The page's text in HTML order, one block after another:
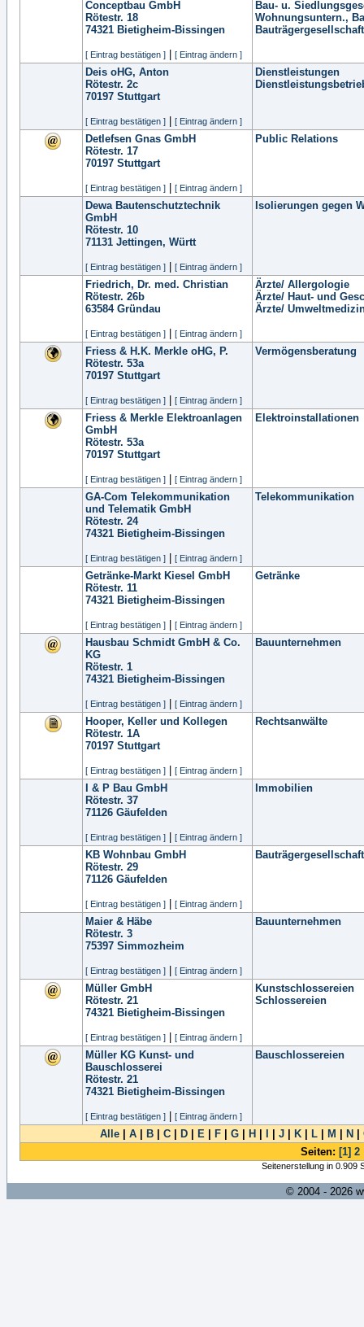
Conceptbau GmbH
Rötestr. 18
74321 Bietigheim-Bissingen
[ Eintrag bestätigen ] [ Eintrag ändern ]
Bau- u.
Wohnungsuntern.,
Deis oHG, Anton
Rötestr. 2c
70197 Stuttgart
[ Eintrag bestätigen ] [ Eintrag ändern ]
Dienstleistungen
Detlefsen Gnas GmbH
Rötestr. 17
70197 Stuttgart
[ Eintrag bestätigen ] [ Eintrag ändern ]
Public Relations
Dewa Bautenschutztechnik
GmbH
Rötestr. 10
71131 Jettingen, Württ
[ Eintrag bestätigen ] [ Eintrag ändern ]
Isolierungen gegen
Friedrich, Dr. med. Christian
Rötestr. 26b
63584 Gründau
[ Eintrag bestätigen ] [ Eintrag ändern ]
Ärzte/ Allergologie
Ärzte/ Haut- und
Ärzte/
Friess & H.K. Merkle oHG, P.
Rötestr. 53a
70197 Stuttgart
[ Eintrag bestätigen ] [ Eintrag ändern ]
Vermögensberatung
Friess & Merkle Elektroanlagen
GmbH
Rötestr. 53a
70197 Stuttgart
[ Eintrag bestätigen ] [ Eintrag ändern ]
Elektroinstallationen
GA-Com Telekommunikation
und Telematik GmbH
Rötestr. 24
74321 Bietigheim-Bissingen
[ Eintrag bestätigen ] [ Eintrag ändern ]
Telekommunikation
Getränke-Markt Kiesel GmbH
Rötestr. 11
74321 Bietigheim-Bissingen
[ Eintrag bestätigen ] [ Eintrag ändern ]
Getränke
Hausbau Schmidt GmbH & Co.
KG
Rötestr. 1
74321 Bietigheim-Bissingen
[ Eintrag bestätigen ] [ Eintrag ändern ]
Bauunternehmen
Hooper, Keller und Kollegen
Rötestr. 1A
70197 Stuttgart
[ Eintrag bestätigen ] [ Eintrag ändern ]
Rechtsanwälte
I & P Bau GmbH
Rötestr. 37
71126 Gäufelden
[ Eintrag bestätigen ] [ Eintrag ändern ]
Immobilien
KB Wohnbau GmbH
Rötestr. 29
71126 Gäufelden
[ Eintrag bestätigen ] [ Eintrag ändern ]
Maier & Häbe
Rötestr. 3
75397 Simmozheim
[ Eintrag bestätigen ] [ Eintrag ändern ]
Bauunternehmen
Müller GmbH
Rötestr. 21
74321 Bietigheim-Bissingen
[ Eintrag bestätigen ] [ Eintrag ändern ]
Kunstschlossereien
Schlossereien
Müller KG Kunst- und
Bauschlosserei
Rötestr. 21
74321 Bietigheim-Bissingen
[ Eintrag bestätigen ] [ Eintrag ändern ]
Bauschlossereien
Alle A B C D E F G H J K L M N
Seiten: [1] 2
Seitenerstellung in 0.909
© 2004 - 2026